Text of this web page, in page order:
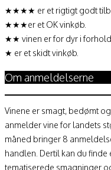
★★★★ er et rigtigt godt
★★★er et OK vinkøb.
★★ vinen er for dyr i forhold
★ er et skidt vinkøb.
Om anmeldelserne
Vinene er smagt, bedømt
anmelder vine for landets
måned bringer 8
handlen. Dertil kan du
tematiserede smagninger